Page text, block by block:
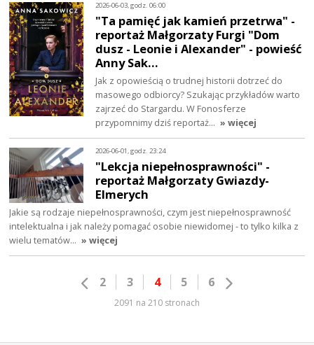
2026-06-03, godz. 06:00
"Ta pamięć jak kamień przetrwa" -
reportaż Małgorzaty Furgi "Dom
dusz - Leonie i Alexander" - powieść
Anny Sak…
Jak z opowieścią o trudnej historii dotrzeć do
masowego odbiorcy? Szukając przykładów warto
zajrzeć do Stargardu. W Fonosferze
przypomnimy dziś reportaż… » więcej
2026-06-01, godz. 23:24
"Lekcja niepełnosprawności" -
reportaż Małgorzaty Gwiazdy-
Elmerych
Jakie są rodzaje niepełnosprawności, czym jest niepełnosprawność
intelektualna i jak należy pomagać osobie niewidomej - to tylko kilka z
wielu tematów… » więcej
2 3 4 5 6
2091 na 210 stronach